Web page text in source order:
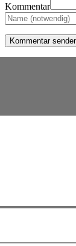
Kommentar